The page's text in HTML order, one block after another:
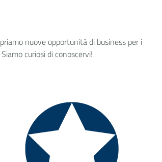
nuove opportunità di business per i
curiosi di conoscervi!